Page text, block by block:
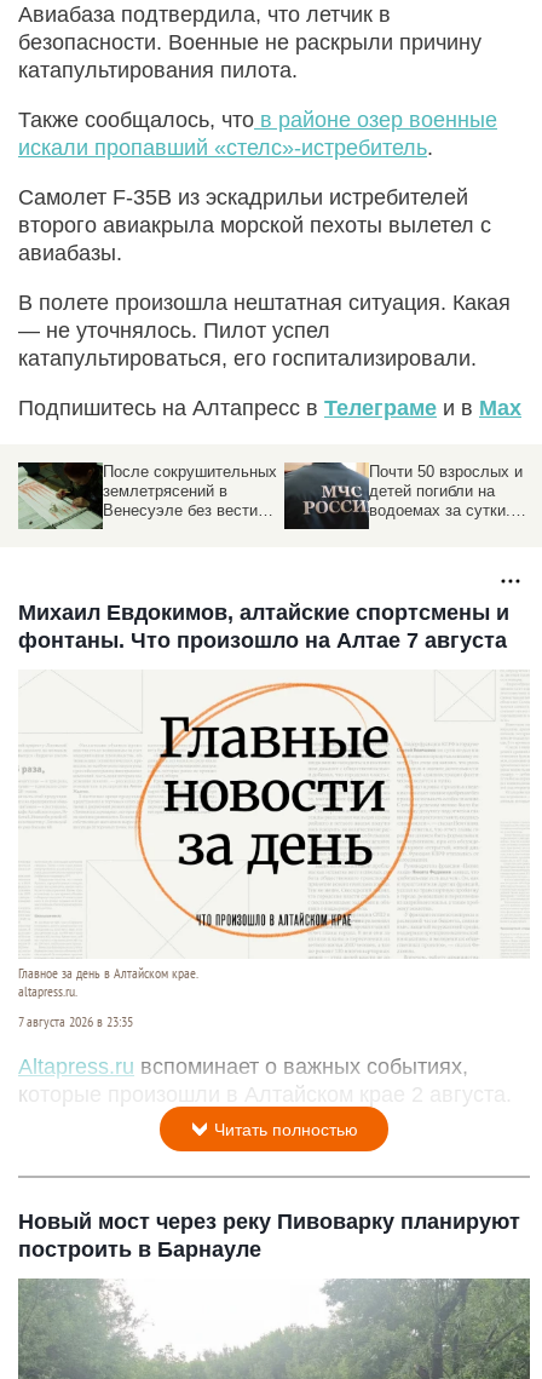
Авиабаза подтвердила, что летчик в
безопасности. Военные не раскрыли причину
катапультирования пилота.
Также сообщалось, что в районе озер военные
искали пропавший «стелс»-истребитель.
Самолет F-35B из эскадрильи истребителей
второго авиакрыла морской пехоты вылетел с
авиабазы.
В полете произошла нештатная ситуация. Какая
— не уточнялось. Пилот успел
катапультироваться, его госпитализировали.
Подпишитесь на Алтапресс в Телеграме и в Max
После сокрушительных
землетрясений в
Венесуэле без вести
Почти 50 взрослых и
детей погибли на
водоемах за сутки.
Михаил Евдокимов, алтайские спортсмены и
фонтаны. Что произошло на Алтае 7 августа
Главное за день в Алтайском крае.
altapress.ru.
7 августа 2026 в 23:35
Altapress.ru вспоминает о важных событиях,
которые произошли в Алтайском крае 2 августа.
Читать полностью
Новый мост через реку Пивоварку планируют
построить в Барнауле